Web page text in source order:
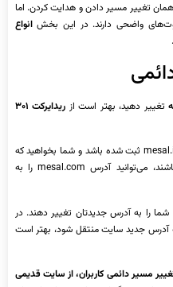
تغییر مسیر دادن و هدایت کردن. اما
واضحی دارند. در این بخشانواع
تغییر دهید، بهتر است از ریدایرکت ۳۰۱
مثلاً اگر سایت‌تان با ۲ دامنه mesal.com و mesal.ir ثبت شده باشد و شما بخواهید که
کاربران فقط به دامنه .ir دسترسی داشته باشند، می‌توانید آدرس mesal.com را به
را به آدرس جدیدتان تغییر دهند. در
آدرس جدید سایت منتقل شود، بهتر است
مسیر دائمی کاربران، از سایت قدیمی